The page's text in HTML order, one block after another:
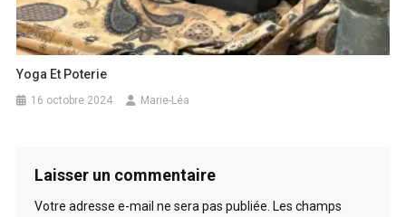
Yoga Et Poterie
16 octobre 2024 Marie-Léa
Laisser un commentaire
Votre adresse e-mail ne sera pas publiée. Les champs